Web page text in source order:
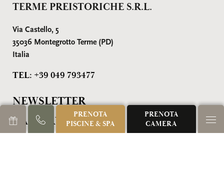
PRENOTA
PISCINE & SPA
PRENOTA
CAMERA
TERME PREISTORICHE S.R.L.
Via Castello, 5
35036 Montegrotto Terme (PD)
Italia
TEL: +39 049 793477
NEWSLETTER
GALLERY